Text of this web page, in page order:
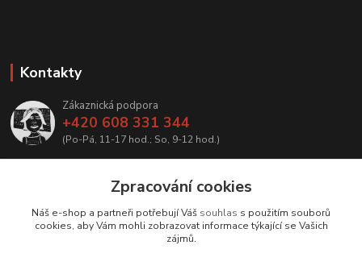
Kontakty
Zákaznická podpora
+420 608 331 344
(Po-Pá, 11-17 hod.; So, 9-12 hod.)
Zpracování cookies
Náš e-shop a partneři potřebují Váš souhlas s použitím souborů
cookies, aby Vám mohli zobrazovat informace týkající se Vašich
zájmů.